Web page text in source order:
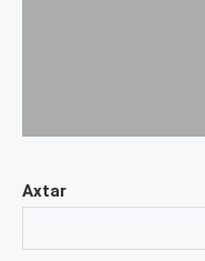
Axtar